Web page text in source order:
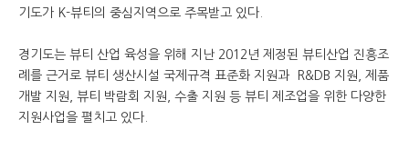
기도가 K-뷰티의 중심지역으로 주목받고 있다.
경기도는 뷰티 산업 육성을 위해 지난 2012년 제정된 뷰티산업 진흥조
례를 근거로 뷰티 생산시설 국제규격 표준화 지원과 R&DB 지원, 제품
개발 지원, 뷰티 박람회 지원, 수출 지원 등 뷰티 제조업을 위한 다양한
지원사업을 펼치고 있다.